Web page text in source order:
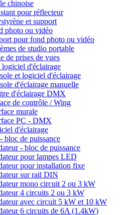
chinoise
pour réflecteur
et support
photo ou vidéo
pour fond photo ou vidéo
de studio portable
de prises de vues
logiciel d'éclairage
et logiciel d'éclairage
d'éclairage manuelle
d'éclairage DMX
de contrôle / Wing
murale
PC - DMX
d'éclairage
bloc de puissance
- bloc de puissance
pour lampes LED
pour installation fixe
sur rail DIN
mono circuit 2 ou 3 kW
4 circuits 2 ou 3 kW
avec circuit 5 kW et 10 kW
6 circuits de 6A (1.4kW)